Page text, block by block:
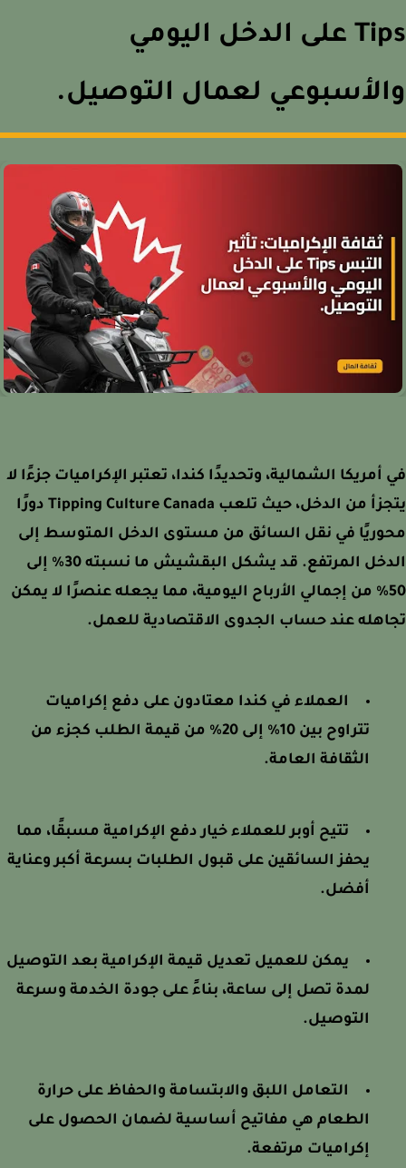
Tips على الدخل اليومي
لعمال التوصيل.
الشمالية، وتحديدًا كندا، تعتبر الإكراميات جزءًا لا
يتجزأ من الدخل، حيث تلعب Tipping Culture Canada دورًا
في نقل السائق من مستوى الدخل المتوسط إلى
الدخل المرتفع. قد يشكل البقشيش ما نسبته 30% إلى
50% من إجمالي الأرباح اليومية، مما يجعله عنصرًا لا يمكن
عند حساب الجدوى الاقتصادية للعمل.
العملاء في كندا معتادون على دفع إكراميات
تتراوح بين 10% إلى 20% من قيمة الطلب كجزء من
الثقافة العامة.
تتيح أوبر للعملاء خيار دفع الإكرامية مسبقًا، مما
يحفز السائقين على قبول الطلبات بسرعة أكبر وعناية
أفضل.
يمكن للعميل تعديل قيمة الإكرامية بعد التوصيل
لمدة تصل إلى ساعة، بناءً على جودة الخدمة وسرعة
التوصيل.
التعامل اللبق والابتسامة والحفاظ على حرارة
الطعام هي مفاتيح أساسية لضمان الحصول على
إكراميات مرتفعة.